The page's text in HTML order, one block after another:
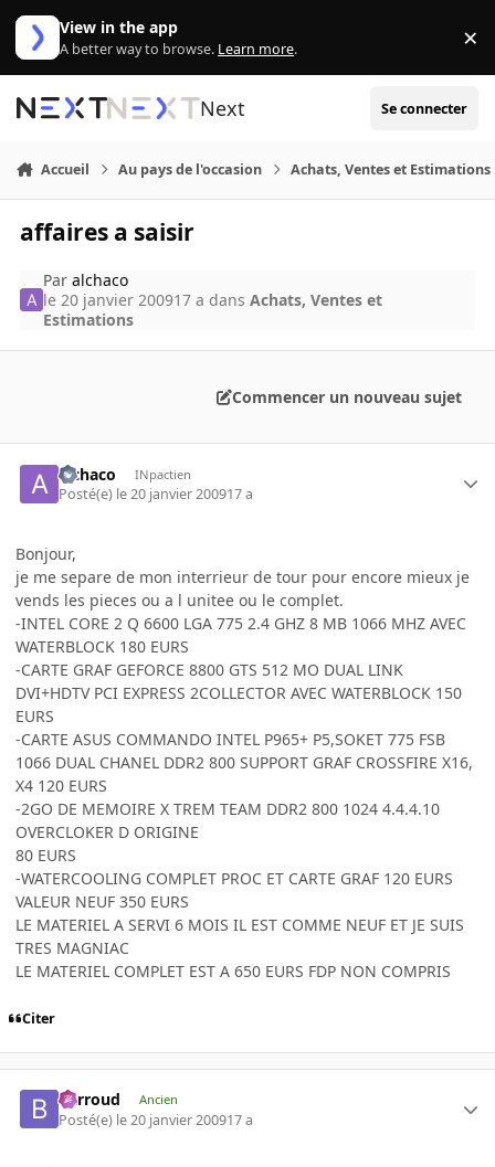
Aller au contenu
View in the app
A better way to browse. Learn more. ×
Next Se connecter
Accueil Au pays de l'occasion Achats, Ventes et Estimations
affaires a saisir
Paralchaco
le 20 janvier 200917 a dansAchats, Ventes et
Estimations
Commencer un nouveau sujet
alchaco INpactien
Posté(e) le 20 janvier 200917 a
Bonjour,
je me separe de mon interrieur de tour pour encore mieux je
vends les pieces ou a l unitee ou le complet.
-INTEL CORE 2 Q 6600 LGA 775 2.4 GHZ 8 MB 1066 MHZ AVEC
WATERBLOCK 180 EURS
-CARTE GRAF GEFORCE 8800 GTS 512 MO DUAL LINK
DVI+HDTV PCI EXPRESS 2COLLECTOR AVEC WATERBLOCK 150
EURS
-CARTE ASUS COMMANDO INTEL P965+ P5,SOKET 775 FSB
1066 DUAL CHANEL DDR2 800 SUPPORT GRAF CROSSFIRE X16,
X4 120 EURS
-2GO DE MEMOIRE X TREM TEAM DDR2 800 1024 4.4.4.10
OVERCLOKER D ORIGINE
80 EURS
-WATERCOOLING COMPLET PROC ET CARTE GRAF 120 EURS
VALEUR NEUF 350 EURS
LE MATERIEL A SERVI 6 MOIS IL EST COMME NEUF ET JE SUIS
TRES MAGNIAC
LE MATERIEL COMPLET EST A 650 EURS FDP NON COMPRIS
Citer
Barroud Ancien
Posté(e) le 20 janvier 200917 a